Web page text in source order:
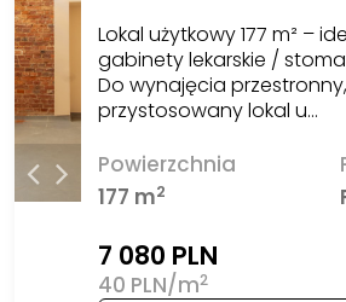
Lokal użytkowy 177 m² –
gabinety lekarskie /
Do wynajęcia
przystosowany lokal u…
Powierzchnia
177 m2
7 080 PLN
40 PLN/m2